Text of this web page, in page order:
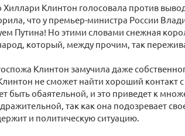
Хиллари Клинтон голосовала против
что у премьер-министра России
Путина! Но этими словами снежная
который, между прочим, так
Клинтон замучила даже
не сможет найти хороший
быть обаятельной, и это приведет к
так как она подозревает
и политическую ситуацию.